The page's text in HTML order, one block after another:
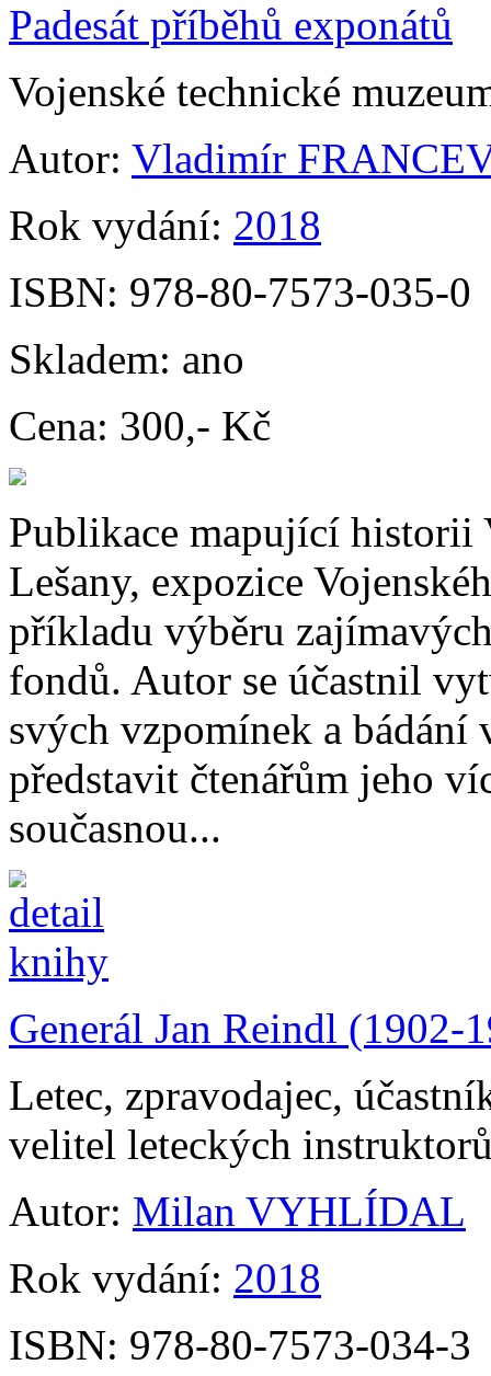
Padesát příběhů exponátů
Vojenské technické
Autor: Vladimír
Rok vydání: 2018
ISBN: 978-80-7573-035-0
Skladem: ano
Cena: 300,- Kč
Publikace mapující historii
Lešany, expozice
příkladu výběru
fondů. Autor se účastnil
svých vzpomínek a
představit čtenářům jeho
současnou...
Generál Jan Reindl (1902-
Letec, zpravodajec,
velitel leteckých
Autor: Milan VYHLÍDAL
Rok vydání: 2018
ISBN: 978-80-7573-034-3